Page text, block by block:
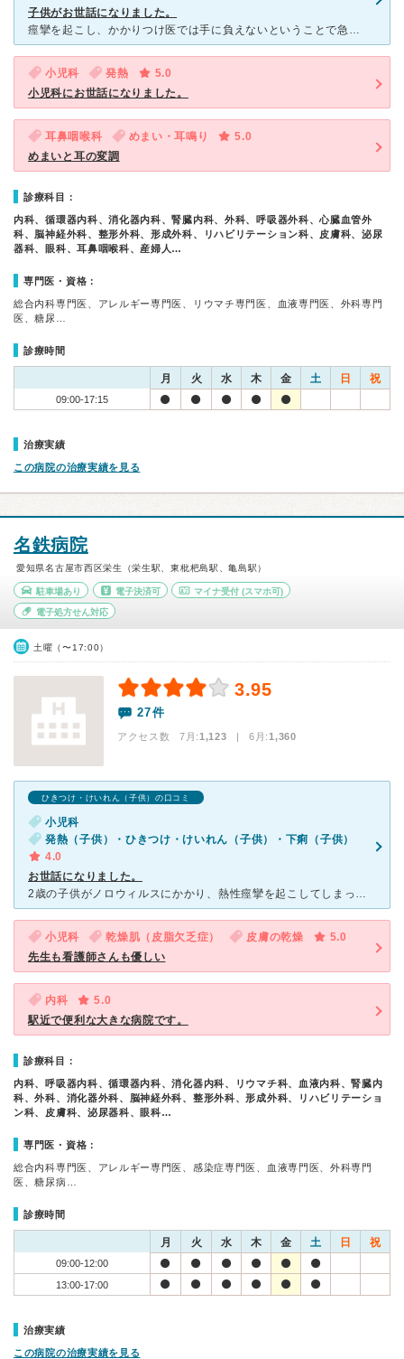
子供がお世話になりました。
痙攣を起こし、かかりつけ医では手に負えないということで急遽救急車に搬送され、こちらでお世話になりました。 熱性痙攣でもないことから、様々な検査をしました。 MRI、脳波、髄液検査などなど。
小児科 発熱
5.0
小児科にお世話になりました。
耳鼻咽喉科 めまい・耳鳴り
5.0
めまいと耳の変調
診療科目：
内科、循環器内科、消化器内科、腎臓内科、外科、呼吸器外科、心臓血管外
科、脳神経外科、整形外科、形成外科、リハビリテーション科、皮膚科、泌尿
器科、眼科、耳鼻咽喉科、産婦人…
専門医・資格：
総合内科専門医、アレルギー専門医、リウマチ専門医、血液専門医、外科専門
医、糖尿…
診療時間
月 火 水 木 金 土 日 祝
09:00-17:15
治療実績
この病院の治療実績を見る
名鉄病院
愛知県名古屋市西区栄生（栄生駅、東枇杷島駅、亀島駅）
駐車場あり 電子決済可 マイナ受付 (スマホ可)
電子処方せん対応
土曜（〜17:00）
3.95
27件
アクセス数 7月:1,123 | 6月:1,360
ひきつけ・けいれん（子供）の口コミ
小児科
発熱（子供）・ひきつけ・けいれん（子供）・下痢（子供）
4.0
お世話になりました。
2歳の子供がノロウィルスにかかり、熱性痙攣を起こしてしまった為、小児科からの紹介でこちらの病院に入院しました。 先生ははっきりとした口調で、開業医の小児科の先生のイメージとはかなり違いましたが、しっ
小児科 乾燥肌（皮脂欠乏症） 皮膚の乾燥
5.0
先生も看護師さんも優しい
内科
5.0
駅近で便利な大きな病院です。
診療科目：
内科、呼吸器内科、循環器内科、消化器内科、リウマチ科、血液内科、腎臓内
科、外科、消化器外科、脳神経外科、整形外科、形成外科、リハビリテーショ
ン科、皮膚科、泌尿器科、眼科…
専門医・資格：
総合内科専門医、アレルギー専門医、感染症専門医、血液専門医、外科専門
医、糖尿病…
診療時間
月 火 水 木 金 土 日 祝
09:00-12:00
13:00-17:00
治療実績
この病院の治療実績を見る